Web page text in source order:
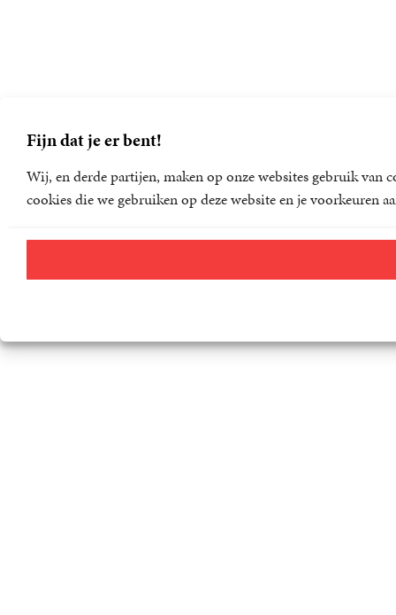
Fijn dat je er bent!
Wij, en derde partijen, maken op onze websites gebruik van
cookies die we gebruiken op deze website en je voorkeuren